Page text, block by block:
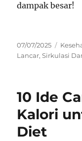
dampak besar!
Posted
on
07/07/2025
Lancar,Sirkulasi
10 Ide
Kalori
Diet